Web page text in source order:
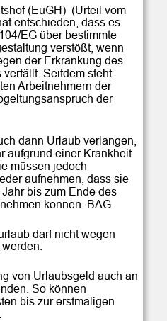
(EuGH)  (Urteil vom
entschieden, dass es
EG über bestimmte
verstößt, wenn
der Erkrankung des
Seitdem steht
Arbeitnehmern der
der
dann Urlaub verlangen,
aufgrund einer Krankheit
müssen jedoch
aufnehmen, dass sie
bis zum Ende des
können. BAG
darf nicht wegen
von Urlaubsgeld auch an
So können
bis zur erstmaligen